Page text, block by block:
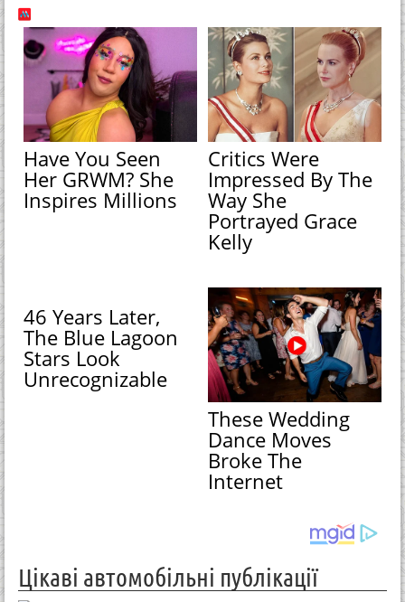
Have You Seen
Her GRWM? She
Inspires Millions
Critics Were
Impressed By The
Way She
Portrayed Grace
Kelly
46 Years Later,
The Blue Lagoon
Stars Look
Unrecognizable
These Wedding
Dance Moves
Broke The
Internet
Цікаві автомобільні публікації